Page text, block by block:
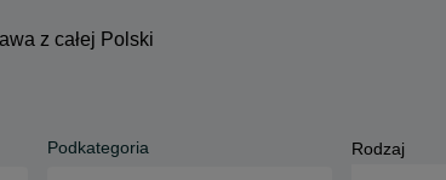
z całej Polski
Podkategoria Rodzaj